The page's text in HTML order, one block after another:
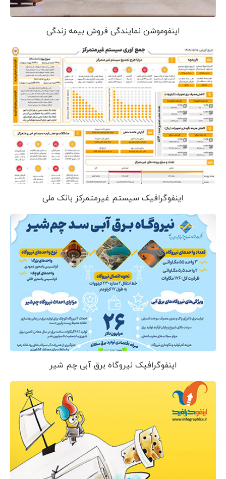
اینفوموشن نمایندگی فروش بیمه زندگی
اینفوگرافیک سیستم غیرمتمرکز بانک ملی
اینفوگرافیک نیروگاه برق آبی چم شیر